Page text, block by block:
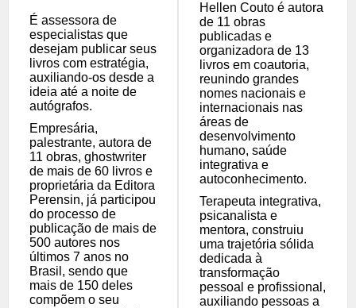
É assessora de
especialistas que
desejam publicar seus
livros com estratégia,
auxiliando-os desde a
ideia até a noite de
autógrafos.
Empresária,
palestrante, autora de
11 obras, ghostwriter
de mais de 60 livros e
proprietária da Editora
Perensin, já participou
do processo de
publicação de mais de
500 autores nos
últimos 7 anos no
Brasil, sendo que
mais de 150 deles
compõem o seu
Hellen Couto é autora
de 11 obras
publicadas e
organizadora de 13
livros em coautoria,
reunindo grandes
nomes nacionais e
internacionais nas
áreas de
desenvolvimento
humano, saúde
integrativa e
autoconhecimento.
Terapeuta integrativa,
psicanalista e
mentora, construiu
uma trajetória sólida
dedicada à
transformação
pessoal e profissional,
auxiliando pessoas a